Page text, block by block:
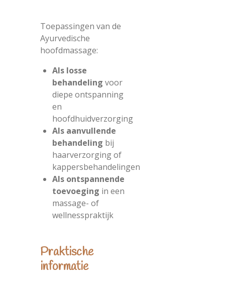
Toepassingen van de
Ayurvedische
hoofdmassage:
Als losse
behandeling voor
diepe ontspanning
en
hoofdhuidverzorging
Als aanvullende
behandeling bij
haarverzorging of
kappersbehandelingen
Als ontspannende
toevoeging in een
massage- of
wellnesspraktijk
Praktische
informatie